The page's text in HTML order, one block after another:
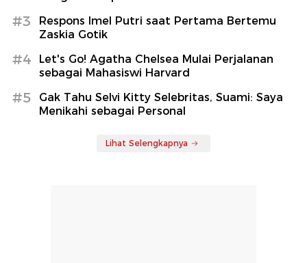
#3
Respons Imel Putri saat Pertama Bertemu
Zaskia Gotik
#4
Let's Go! Agatha Chelsea Mulai Perjalanan
sebagai Mahasiswi Harvard
#5
Gak Tahu Selvi Kitty Selebritas, Suami: Saya
Menikahi sebagai Personal
Lihat Selengkapnya